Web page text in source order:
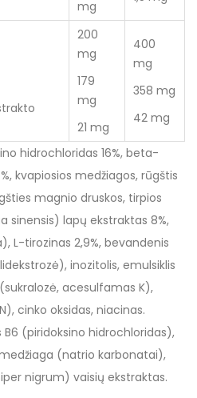
mg
200
mg
179
mg
21 mg
400
mg
358 mg
42 mg
hidrochloridas 16%, beta-
kvapiosios medžiagos, rūgštis
magnio druskos, tirpios
sinensis) lapų ekstraktas 8%,
L-tirozinas 2,9%, bevandenis
inozitolis, emulsiklis
acesulfamas K),
cinko oksidas, niacinas.
(piridoksino hidrochloridas),
(natrio karbonatai),
nigrum) vaisių ekstraktas.